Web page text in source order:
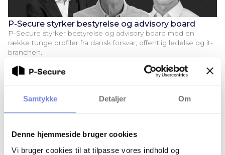
Samtykke Detaljer Om
Denne hjemmeside bruger cookies
Vi bruger cookies til at tilpasse vores indhold og
P-Secure styrker bestyrelse og advisory board
P-Secure styrker bestyrelse og advisory board med en
række tunge profiler fra dansk forsvar, offentlig ledelse og it-
branchen.